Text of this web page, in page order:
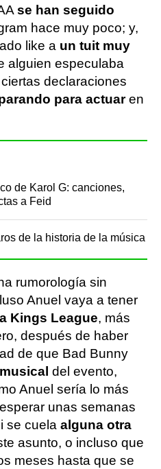
se han seguido
hace muy poco; y,
like a un tuit muy
alguien especulaba
declaraciones
para actuaren
de Karol G: canciones,
a Feid
de la historia de la música
rumorología sin
Anuel vaya a tener
Kings League, más
después de haber
de que Bad Bunny
del evento,
Anuel sería lo más
unas semanas
se cuela alguna otra
asunto, o incluso que
meses hasta que se